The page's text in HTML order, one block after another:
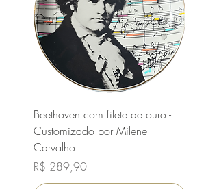
Beethoven com filete de ouro -
Customizado por Milene
Carvalho
Preço
R$ 289,90